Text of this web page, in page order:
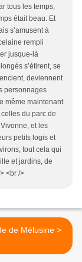
tous les temps,
était beau. Et
s’amusent à
rempli
jusque-là
s’étirent, se
deviennent
personnages
même maintenant
du parc de
et les
petits logis et
tout cela qui
et jardins, de
<br />
La légende de Mélusine >